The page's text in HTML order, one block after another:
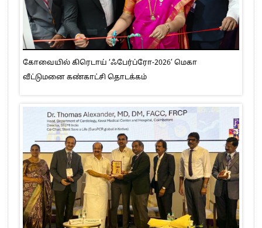
கோவையில் கிரெடாய் ‘ஃபேர்ப்ரோ-2026’ மெகா
வீட்டுமனை கண்காட்சி தொடக்கம்